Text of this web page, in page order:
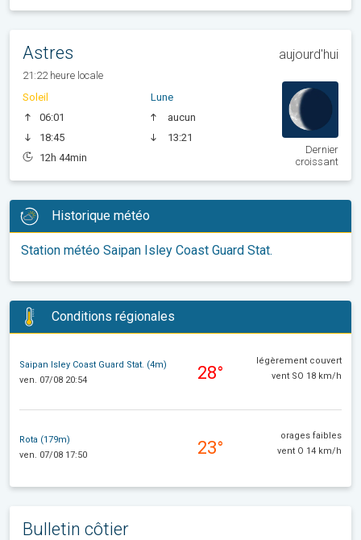
Astres aujourd'hui
21:22 heure locale
Soleil
06:01
18:45
12h 44min
Lune
aucun
13:21
Dernier
croissant
Historique météo
Station météo Saipan Isley Coast Guard Stat.
Conditions régionales
Saipan Isley Coast Guard Stat. (4m)
ven. 07/08 20:54
28°
légèrement couvert
vent SO 18 km/h
Rota (179m)
ven. 07/08 17:50
23°
orages faibles
vent O 14 km/h
Bulletin côtier